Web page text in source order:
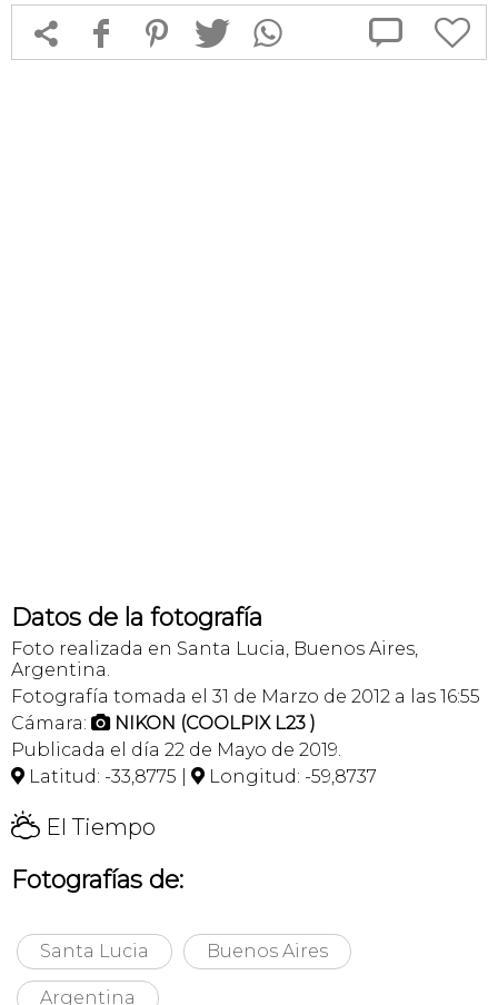
 f 1 T  
Datos de la fotografía
Foto realizada en Santa Lucia, Buenos Aires,
Argentina.
Fotografía tomada el 31 de Marzo de 2012 a las 16:55
Cámara:  NIKON (COOLPIX L23 )
Publicada el día 22 de Mayo de 2019.
 Latitud: -33,8775 |  Longitud: -59,8737
H El Tiempo
Fotografías de:
Santa Lucia Buenos Aires
Argentina